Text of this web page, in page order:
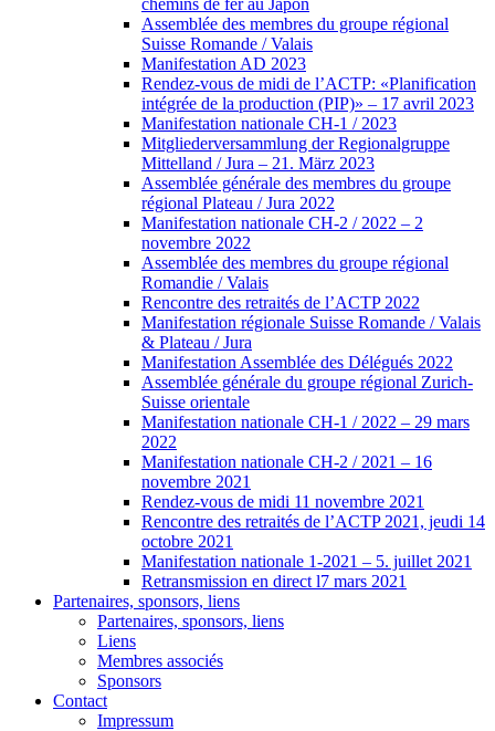
chemins de fer au Japon
Assemblée des membres du groupe régional
Suisse Romande / Valais
Manifestation AD 2023
Rendez-vous de midi de l’ACTP: «Planification
intégrée de la production (PIP)» – 17 avril 2023
Manifestation nationale CH-1 / 2023
Mitgliederversammlung der Regionalgruppe
Mittelland / Jura – 21. März 2023
Assemblée générale des membres du groupe
régional Plateau / Jura 2022
Manifestation nationale CH-2 / 2022 – 2
novembre 2022
Assemblée des membres du groupe régional
Romandie / Valais
Rencontre des retraités de l’ACTP 2022
Manifestation régionale Suisse Romande / Valais
& Plateau / Jura
Manifestation Assemblée des Délégués 2022
Assemblée générale du groupe régional Zurich-
Suisse orientale
Manifestation nationale CH-1 / 2022 – 29 mars
2022
Manifestation nationale CH-2 / 2021 – 16
novembre 2021
Rendez-vous de midi 11 novembre 2021
Rencontre des retraités de l’ACTP 2021, jeudi 14
octobre 2021
Manifestation nationale 1-2021 – 5. juillet 2021
Retransmission en direct l7 mars 2021
Partenaires, sponsors, liens
Partenaires, sponsors, liens
Liens
Membres associés
Sponsors
Contact
Impressum